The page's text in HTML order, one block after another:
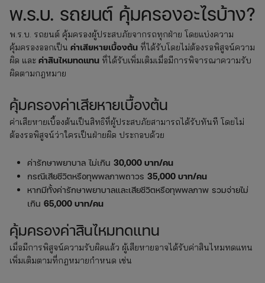
พ.ร.บ. รถยนต์ คุ้มครองอะไรบ้าง?
พ.ร.บ. รถยนต์ คุ้มครองผู้ประสบภัยจากรถทุกฝ่าย โดยแบ่งความ
คุ้มครองออกเป็น ค่าเสียหายเบื้องต้น ที่ได้รับโดยไม่ต้องรอพิสูจน์ความ
ผิด และ ค่าสินไหมทดแทน ที่ได้รับเพิ่มเติมเมื่อมีการพิจารณาความรับ
ผิดตามกฎหมาย
คุ้มครองค่าเสียหายเบื้องต้น
ค่าเสียหายเบื้องต้นเป็นสิทธิที่ผู้ประสบภัยสามารถได้รับทันที โดยไม่
ต้องรอพิสูจน์ว่าใครเป็นฝ่ายผิด ประกอบด้วย
ค่ารักษาพยาบาล ไม่เกิน 30,000 บาท/คน
กรณีเสียชีวิตหรือทุพพลภาพถาวร 35,000 บาท/คน
หากมีทั้งค่ารักษาพยาบาลและเสียชีวิตหรือทุพพลภาพ รวมจ่ายไม่
เกิน 65,000 บาท/คน
คุ้มครองค่าสินไหมทดแทน
เมื่อมีการพิสูจน์ความรับผิดแล้ว ผู้เสียหายอาจได้รับค่าสินไหมทดแทน
เพิ่มเติมตามที่กฎหมายกำหนด เช่น